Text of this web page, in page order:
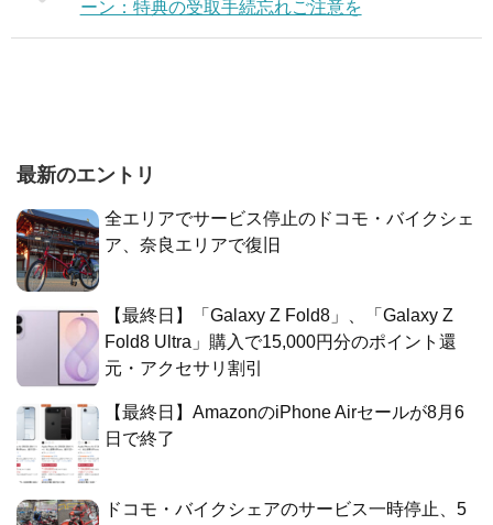
ーン：特典の受取手続忘れご注意を
最新のエントリ
全エリアでサービス停止のドコモ・バイクシェ
ア、奈良エリアで復旧
【最終日】「Galaxy Z Fold8」、「Galaxy Z
Fold8 Ultra」購入で15,000円分のポイント還
元・アクセサリ割引
【最終日】AmazonのiPhone Airセールが8月6
日で終了
ドコモ・バイクシェアのサービス一時停止、5